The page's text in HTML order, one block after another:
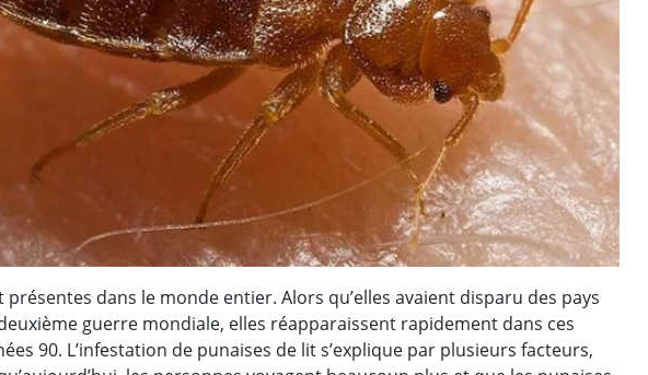
présentes dans le monde entier. Alors qu’elles avaient disparu des pays
guerre mondiale, elles réapparaissent rapidement dans ces
90. L’infestation de punaises de lit s’explique par plusieurs facteurs,